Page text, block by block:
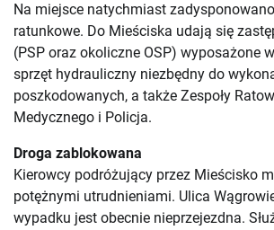
Na miejsce natychmiast
ratunkowe. Do Mieściska udają się
(PSP oraz okoliczne OSP) wyposażone
sprzęt hydrauliczny niezbędny do
poszkodowanych, a także Zespoły
Medycznego i Policja.
Droga zablokowana
Kierowcy podróżujący przez Mieścisko
potężnymi utrudnieniami. Ulica
wypadku jest obecnie nieprzejezdna.